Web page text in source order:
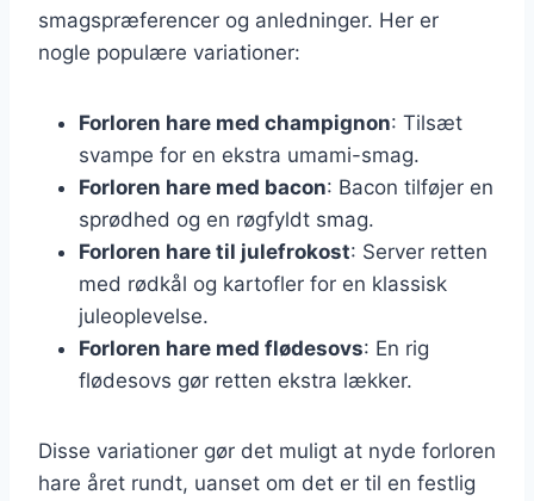
smagspræferencer og anledninger. Her er
nogle populære variationer:
Forloren hare med champignon: Tilsæt
svampe for en ekstra umami-smag.
Forloren hare med bacon: Bacon tilføjer en
sprødhed og en røgfyldt smag.
Forloren hare til julefrokost: Server retten
med rødkål og kartofler for en klassisk
juleoplevelse.
Forloren hare med flødesovs: En rig
flødesovs gør retten ekstra lækker.
Disse variationer gør det muligt at nyde forloren
hare året rundt, uanset om det er til en festlig